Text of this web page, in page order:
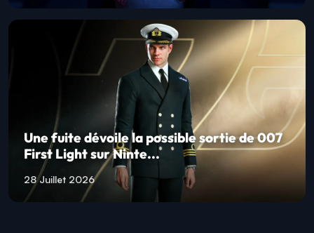
Une fuite dévoile la possible sortie de 007
First Light sur Ninte...
28 Juillet 2026